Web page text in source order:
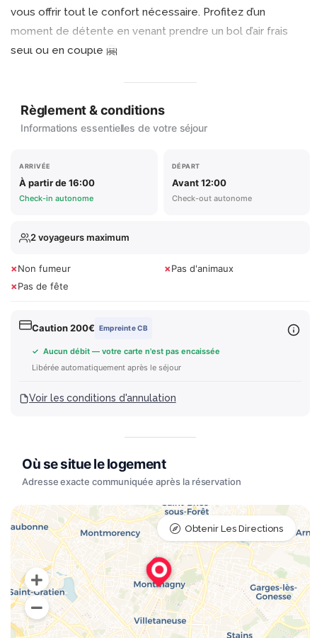
vous offrir tout le confort nécessaire. Profitez d’un
moment de détente en venant prendre un bol d’air frais
seul ou en couple 🤗
Règlement & conditions
Informations essentielles de votre séjour
ARRIVÉE
À partir de 16:00
Check-in autonome
DÉPART
Avant 12:00
Check-out autonome
2 voyageurs maximum
×Non fumeur ×Pas d'animaux
×Pas de fête
Caution 200€ Empreinte CB
✓ Aucun débit — votre carte n'est pas encaissée
Libérée automatiquement après le séjour
Voir les conditions d'annulation
Obtenir Les Directions